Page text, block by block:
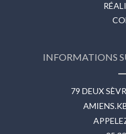
INFORMATIONS
79 DEUX